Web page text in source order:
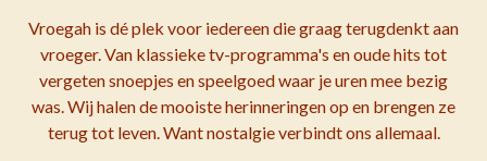
Vroegah is dé plek voor iedereen die graag terugdenkt aan
vroeger. Van klassieke tv-programma's en oude hits tot
vergeten snoepjes en speelgoed waar je uren mee bezig
was. Wij halen de mooiste herinneringen op en brengen ze
terug tot leven. Want nostalgie verbindt ons allemaal.